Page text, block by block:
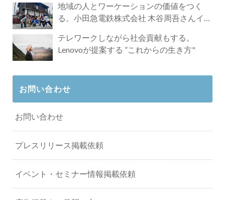
地域の人とワーケーションの価値をつく
る。小田急電鉄株式会社 木谷周吾さんイン
テレワークしながら社会貢献もする。
Lenovoが提案する ”これからの生き方"
お問い合わせ
お問い合わせ
プレスリリース掲載依頼
イベント・セミナー情報掲載依頼